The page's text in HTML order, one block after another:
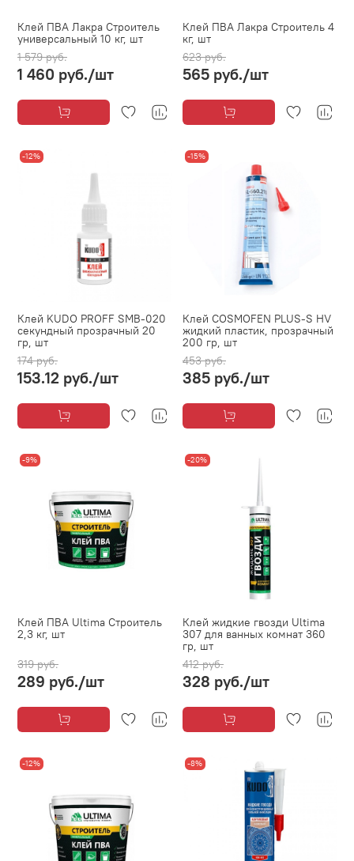
Клей ПВА Лакра Строитель
универсальный 10 кг, шт
1 579 руб.
1 460 руб./шт
Клей ПВА Лакра Строитель 4
кг, шт
623 руб.
565 руб./шт
-12%
Клей KUDO PROFF SMB-020
секундный прозрачный 20
гр, шт
174 руб.
153.12 руб./шт
-15%
Клей COSMOFEN PLUS-S HV
жидкий пластик, прозрачный
200 гр, шт
453 руб.
385 руб./шт
-9%
Клей ПВА Ultima Строитель
2,3 кг, шт
319 руб.
289 руб./шт
-20%
Клей жидкие гвозди Ultima
307 для ванных комнат 360
гр, шт
412 руб.
328 руб./шт
-12% -8%